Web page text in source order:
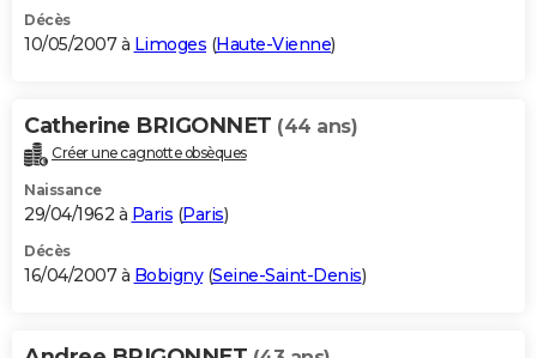
Décès
10/05/2007 à Limoges (Haute-Vienne)
Catherine BRIGONNET (44 ans)
Créer une cagnotte obsèques
Naissance
29/04/1962 à Paris (Paris)
Décès
16/04/2007 à Bobigny(Seine-Saint-Denis)